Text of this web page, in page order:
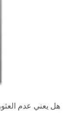
هل يعني عدم